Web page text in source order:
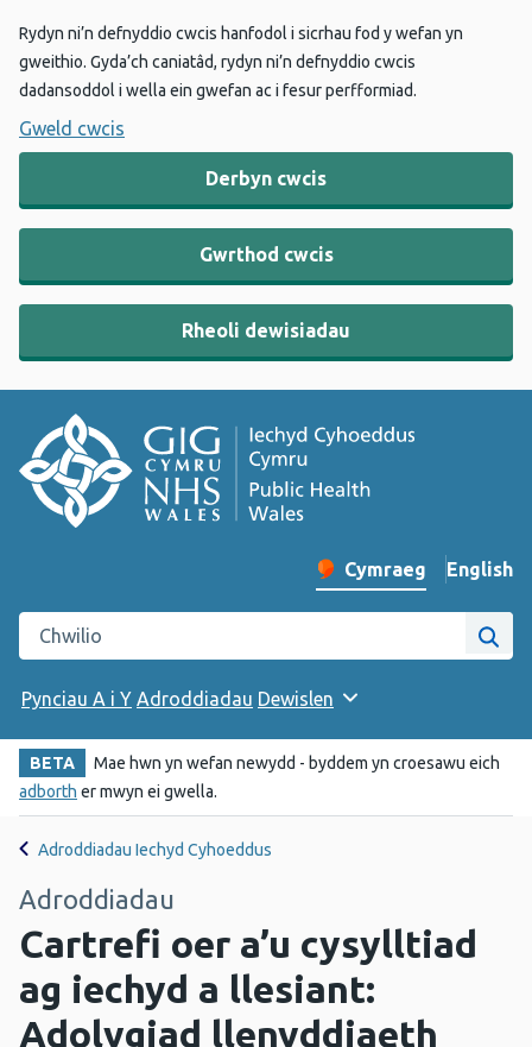
Rydyn ni’n defnyddio cwcis hanfodol i sicrhau fod y wefan yn
gweithio. Gyda’ch caniatâd, rydyn ni’n defnyddio cwcis
dadansoddol i wella ein gwefan ac i fesur perfformiad.
Gweld cwcis
Derbyn cwcis
Gwrthod cwcis
Rheoli dewisiadau
Newid iaith y wefan
Cymraeg English
–
Chwilio gwefan Iechyd Cyhoeddus Cymru
Pynciau A i Y Adroddiadau Dewislen
BETA
Mae hwn yn wefan newydd - byddem yn croesawu eich
adborth er mwyn ei gwella.
Adroddiadau Iechyd Cyhoeddus
Adroddiadau
Cartrefi oer a’u cysylltiad
ag iechyd a llesiant:
Adolygiad llenyddiaeth